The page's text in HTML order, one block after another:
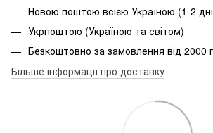
Новою поштою всією Україною (1-2
Укрпоштою (Україною та світом)
Безкоштовно за замовлення від 2000
Більше інформації про доставку